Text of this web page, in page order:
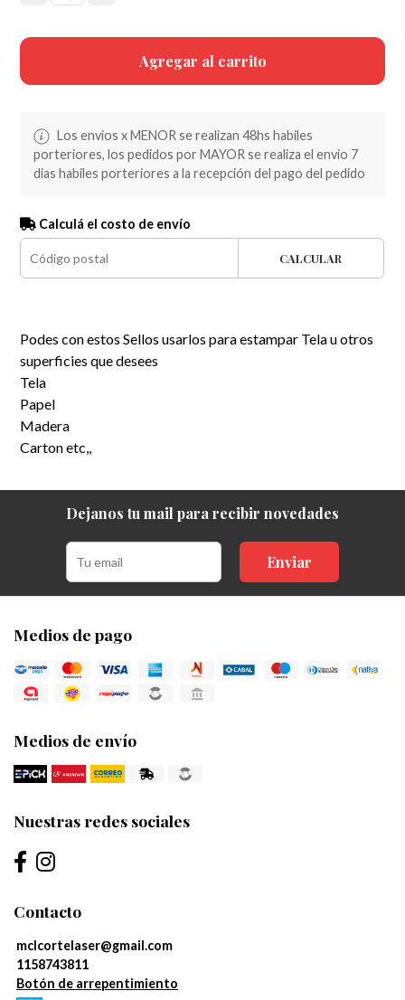
Agregar al carrito
Los envios x MENOR se realizan 48hs habiles
porteriores, los pedidos por MAYOR se realiza el envio 7
dias habiles porteriores a la recepción del pago del pedido
Calculá el costo de envío
CALCULAR
Podes con estos Sellos usarlos para estampar Tela u otros
superficies que desees
Tela
Papel
Madera
Carton etc,,
Dejanos tu mail para recibir novedades
Enviar
Medios de pago
Medios de envío
Nuestras redes sociales
Contacto
mclcortelaser@gmail.com
1158743811
Botón de arrepentimiento